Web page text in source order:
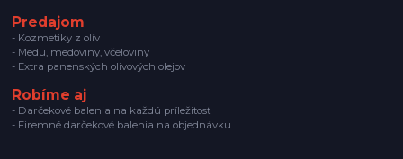
Predajom
- Kozmetiky z olív
- Medu, medoviny, včeloviny
- Extra panenských olivových olejov
Robíme aj
- Darčekové balenia na každú príležitosť
- Firemné darčekové balenia na objednávku